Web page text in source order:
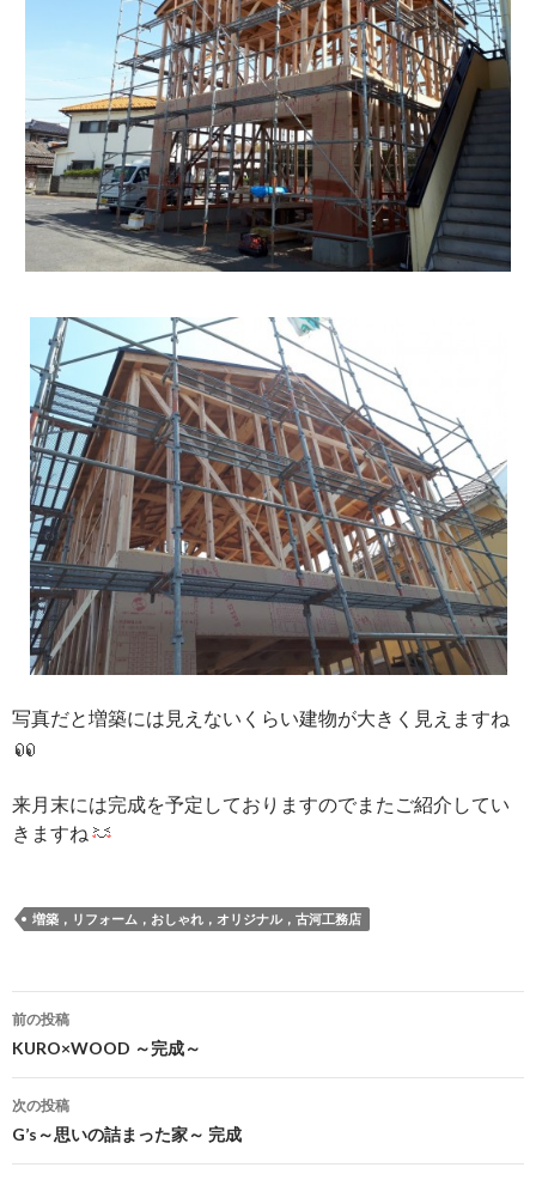
写真だと増築には見えないくらい建物が大きく見えますね
来月末には完成を予定しておりますのでまたご紹介してい
きますね
増築，リフォーム，おしゃれ，オリジナル，古河工務店
投
稿
ナ
ビ
ゲ
前の投稿
KURO×WOOD ～完成～
次の投稿
G’s～思いの詰まった家～ 完成